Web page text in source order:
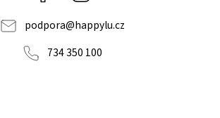
podpora@happylu.cz
734 350 100